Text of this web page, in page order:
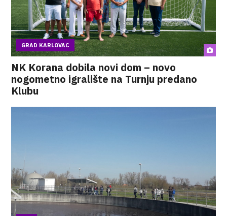
GRAD KARLOVAC
NK Korana dobila novi dom – novo
nogometno igralište na Turnju predano
Klubu